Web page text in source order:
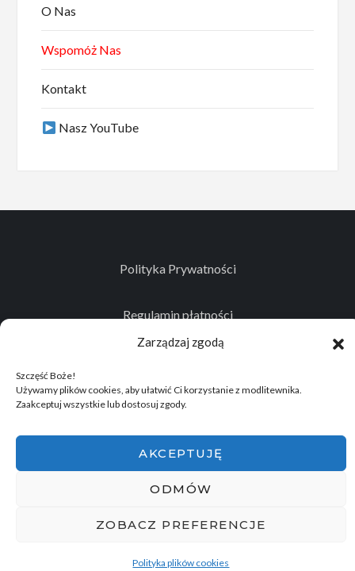
Zarządzaj zgodą
Szczęść Boże!
Używamy plików cookies, aby ułatwić Ci korzystanie z modlitewnika.
Zaakceptuj wszystkie lub dostosuj zgody.
AKCEPTUJĘ
ODMÓW
ZOBACZ PREFERENCJE
Polityka plików cookies
O Nas
Wspomóż Nas
Kontakt
Nasz YouTube
Polityka Prywatności
Regulamin płatności
Historyczno - Eksploracyjne "Memento Mori"
Wszelkie prawa zastrzeżone.